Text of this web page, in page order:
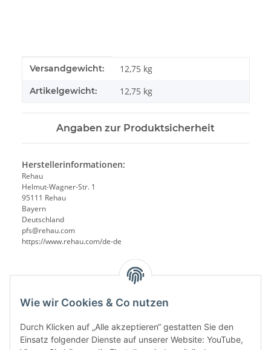
Wie wir Cookies & Co nutzen
Durch Klicken auf „Alle akzeptieren“ gestatten Sie den
Einsatz folgender Dienste auf unserer Website: YouTube,
Produkteigenschaft
Wert
Versandgewicht: 12,75 kg
Artikelgewicht: 12,75 kg
Angaben zur Produktsicherheit
Herstellerinformationen:
Rehau
Helmut-Wagner-Str. 1
95111 Rehau
Bayern
Deutschland
pfs@rehau.com
https://www.rehau.com/de-de